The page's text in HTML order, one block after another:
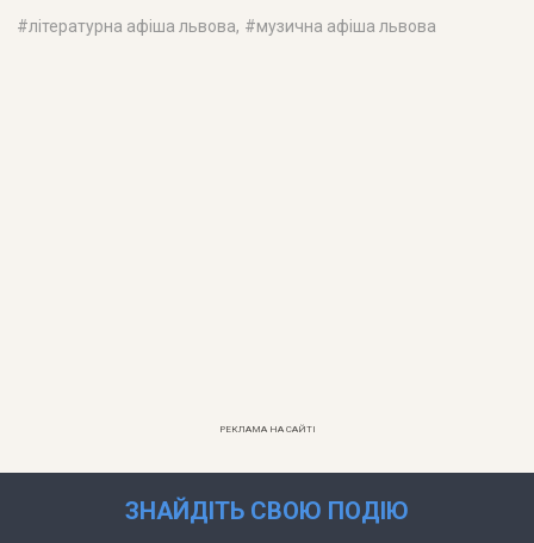
#літературна афіша львова, #музична афіша львова
РЕКЛАМА НА САЙТІ
ЗНАЙДІТЬ СВОЮ ПОДІЮ